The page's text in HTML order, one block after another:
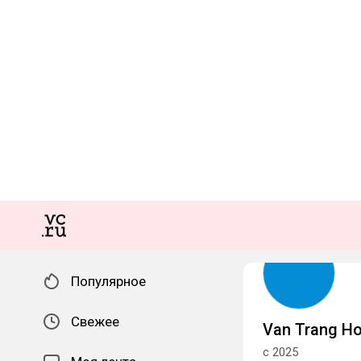
Популярное
Свежее Van Trang
с 2025